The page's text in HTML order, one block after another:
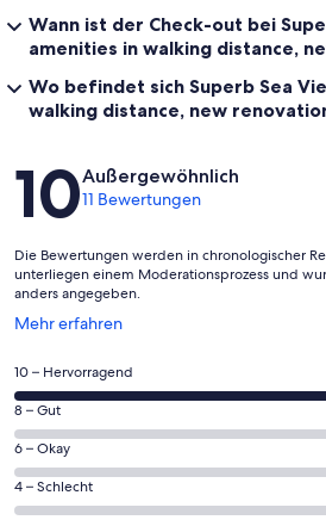
Wann ist der Check-out bei
amenities in walking distance,
Wo befindet sich Superb Sea
walking distance, new
Bewertungen
10Außergewöhnlich
11 Bewertungen
Die Bewertungen werden in chronologischer
unterliegen einem Moderationsprozess und
anders angegeben.
Mehr erfahren
Wird
einem
neuen
Fenster
geöffnet
11
von
insgesamt
11
Gästebewertungen
haben
10 – Hervorragend
0
von
insgesamt
11
Gästebewertungen
8 – Gut
0
von
insgesamt
6 – Okay
0
von
4 – Schlecht